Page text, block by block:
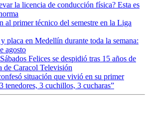
la licencia de conducción física? Esta es
al primer técnico del semestre en la Liga
placa en Medellín durante toda la semana:
agosto
Felices se despidió tras 15 años de
de Caracol Televisión
situación que vivió en su primer
tenedores, 3 cuchillos, 3 cucharas”